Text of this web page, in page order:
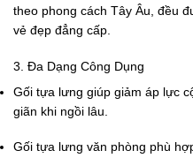
theo phong cách Tây Âu, đều
vẻ đẹp đẳng cấp.
3. Đa Dạng Công Dụng
Gối tựa lưng giúp giảm áp lực
giãn khi ngồi lâu.
Gối tựa lưng văn phòng phù